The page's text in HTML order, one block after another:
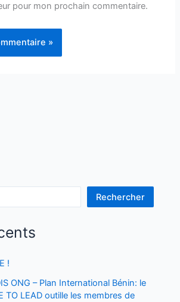
pour mon prochain commentaire.
Rechercher
!
ONG – Plan International Bénin: le
TO LEAD outille les membres de